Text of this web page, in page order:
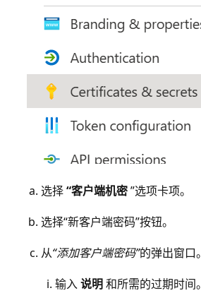
选择“客户端机密”选项卡项。
选择“新客户端密码”按钮。
从“添加客户端密码”的弹出窗口。
输入说明和所需的过期时间。